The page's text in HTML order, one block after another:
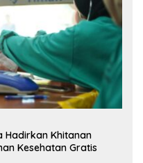
Hadirkan Khitanan
Kesehatan Gratis